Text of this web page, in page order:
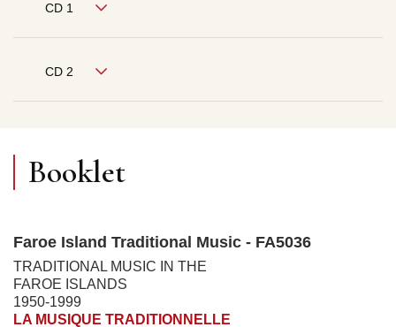
CD 1
CD 2
Booklet
Faroe Island Traditional Music - FA5036
TRADITIONAL MUSIC IN THE
FAROE ISLANDS
1950-1999
LA MUSIQUE TRADITIONNELLE